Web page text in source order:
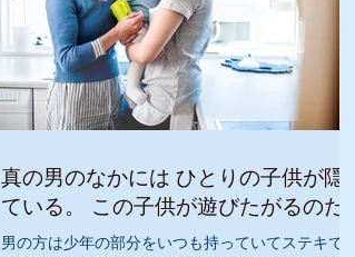
真の男のなかには ひとりの子供が隠れ
ている。 この子供が遊びたがるのだ。
男の方は少年の部分をいつも持っていてステキです